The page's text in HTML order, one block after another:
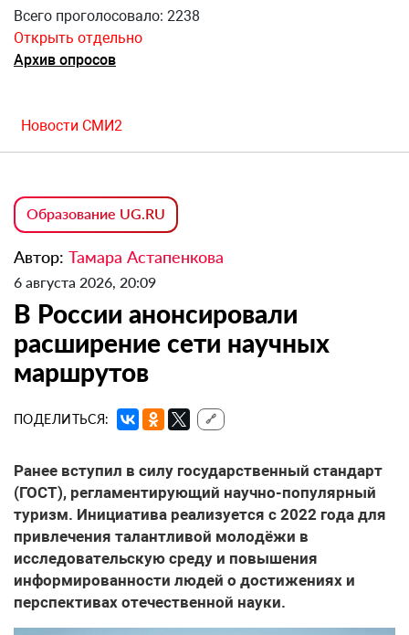
Всего проголосовало: 2238
Открыть отдельно
Архив опросов
Новости СМИ2
Образование UG.RU
Автор: Тамара Астапенкова
6 августа 2026, 20:09
В России анонсировали
расширение сети научных
маршрутов
ПОДЕЛИТЬСЯ: 🔗
Ранее вступил в силу государственный стандарт
(ГОСТ), регламентирующий научно-популярный
туризм. Инициатива реализуется с 2022 года для
привлечения талантливой молодёжи в
исследовательскую среду и повышения
информированности людей о достижениях и
перспективах отечественной науки.